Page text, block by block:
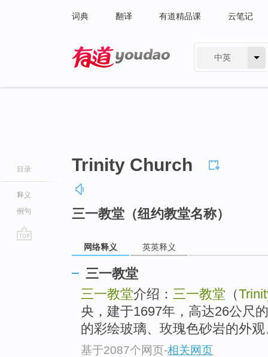
词典 翻译 有道精品课 云笔记
中英
目录
释义
例句
Trinity Church
三一教堂（纽约教堂名称）
网络释义 英英释义
三一教堂
三一教堂介绍： 三一教堂 （
央，建于1697年，高达26公尺
的彩绘玻璃、玫瑰色砂岩的外
基于2087个网页-相关网页